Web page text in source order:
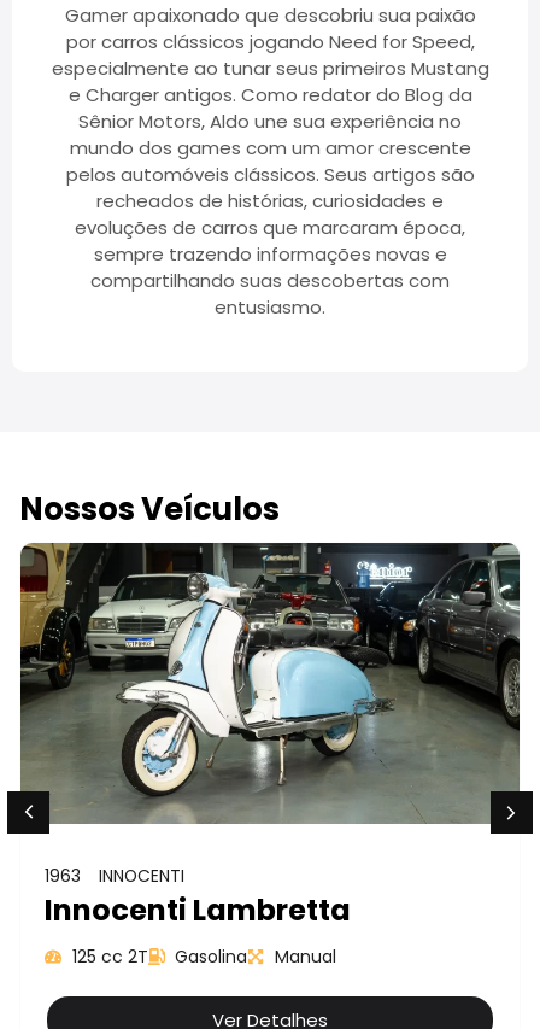
Gamer apaixonado que descobriu sua paixão
por carros clássicos jogando Need for Speed,
especialmente ao tunar seus primeiros Mustang
e Charger antigos. Como redator do Blog da
Sênior Motors, Aldo une sua experiência no
mundo dos games com um amor crescente
pelos automóveis clássicos. Seus artigos são
recheados de histórias, curiosidades e
evoluções de carros que marcaram época,
sempre trazendo informações novas e
compartilhando suas descobertas com
entusiasmo.
Nossos Veículos
1963 INNOCENTI
Innocenti Lambretta
125 cc 2T Gasolina Manual
Ver Detalhes